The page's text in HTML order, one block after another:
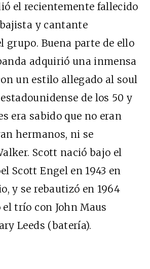
el recientemente fallecido
y cantante
grupo. Buena parte de ello
adquirió una inmensa
un estilo allegado al soul
de los 50 y
era sabido que no eran
hermanos, ni se
Scott nació bajo el
Scott Engel en 1943 en
y se rebautizó en 1964
trío con John Maus
Leeds (batería).